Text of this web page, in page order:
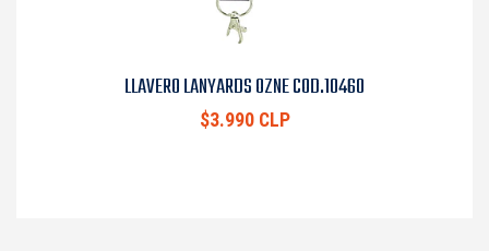
LLAVERO LANYARDS OZNE COD.10460
$3.990 CLP